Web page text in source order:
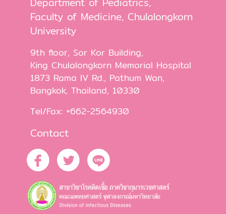
Faculty of Medicine, Chulalongkorn
University
9th floor, Sor Kor Building,
King Chulalongkorn Memorial Hospital
1873 Rama IV Rd., Pathum Wan,
Bangkok, Thailand, 10330
Tel/Fax: +662-2564930
Contact